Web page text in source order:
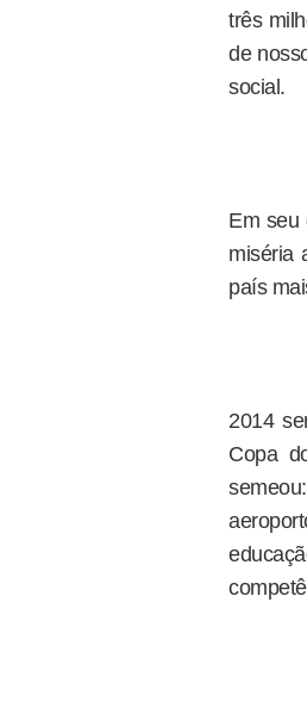
três
de
social.
Em seu
miséria
país
2014
Copa